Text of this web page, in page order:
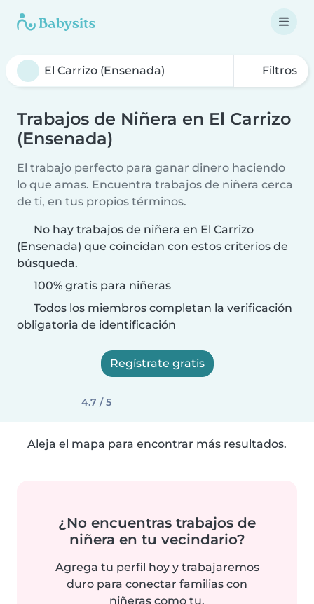
Filtros
Trabajos de Niñera en El Carrizo
(Ensenada)
El trabajo perfecto para ganar dinero haciendo
lo que amas. Encuentra trabajos de niñera cerca
de ti, en tus propios términos.
No hay trabajos de niñera en El Carrizo
(Ensenada) que coincidan con estos criterios de
búsqueda.
100% gratis para niñeras
Todos los miembros completan la verificación
obligatoria de identificación
Regístrate gratis
4.7 / 5
Aleja el mapa para encontrar más resultados.
¿No encuentras trabajos de
niñera en tu vecindario?
Agrega tu perfil hoy y trabajaremos
duro para conectar familias con
niñeras como tu.